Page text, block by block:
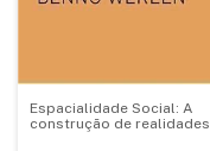
Espacialidade Social: A
construção de realidades